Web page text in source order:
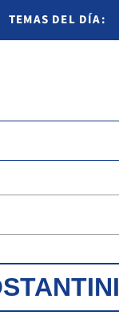
TEMAS DEL DÍA: